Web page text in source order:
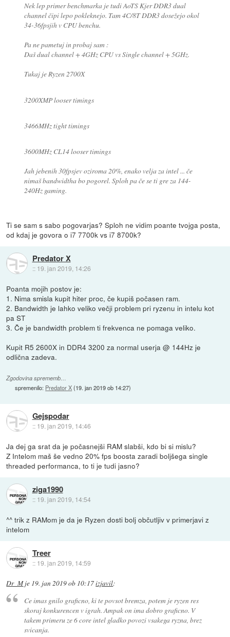
Nek lep primer benchmarka je tudi AoTS Kjer DDR3 dual
channel čipi lepo pokleknejo. Tam 4C/8T DDR3 dosežejo okol
34-36fpsjih v CPU benchu.
Pa ne pametuj in probaj sam :
Daš dual channel + 4GHz CPU vs Single channel + 5GHz.
Tukaj je Ryzen 2700X
3200XMP looser timings
3466MHz tight timings
3600MHz CL14 looser timings
Jah jebenih 30fpsjev oziroma 20%, enako velja za intel ... če
nimaš bandwidtha bo pogorel. Sploh pa če se ti gre za 144-
240Hz gaming.
Ti se sam s sabo pogovarjas? Sploh ne vidim poante tvojga posta,
od kdaj je govora o i7 7700k vs i7 8700k?
Predator X
:: 19. jan 2019, 14:26
Poanta mojih postov je:
1. Nima smisla kupit hiter proc, če kupiš počasen ram.
2. Bandwidth je lahko veliko večji problem pri ryzenu in intelu kot
pa ST
3. Če je bandwidth problem ti frekvenca ne pomaga veliko.
Kupit R5 2600X in DDR4 3200 za normal userja @ 144Hz je
odlična zadeva.
Zgodovina sprememb…
spremenilo: Predator X(19. jan 2019 ob 14:27)
Gejspodar
:: 19. jan 2019, 14:46
Ja dej ga srat da je počasnejši RAM slabši, kdo bi si mislu?
Z Intelom maš še vedno 20% fps boosta zaradi boljšega single
threaded performanca, to ti je tudi jasno?
ziga1990
:: 19. jan 2019, 14:54
^^ trik z RAMom je da je Ryzen dosti bolj občutljiv v primerjavi z
intelom
Treer
:: 19. jan 2019, 14:59
Dr_Mje 19. jan 2019 ob 10:17izjavil:
Ce imas gnilo graficno, ki te povsot bremza, potem je ryzen res
skoraj konkurencen v igrah. Ampak on ima dobro graficno. V
takem primeru ze 6 core intel gladko povozi vsakega ryzna, brez
svicanja.